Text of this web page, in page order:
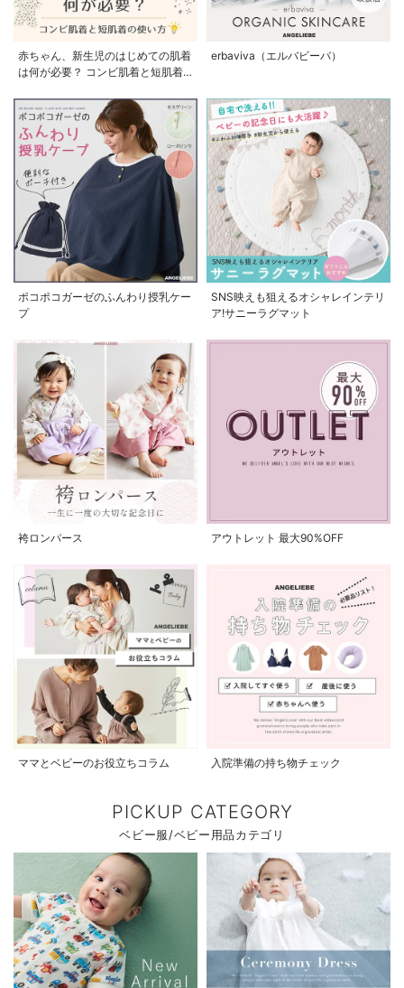
赤ちゃん、新生児のはじめての肌着
は何が必要？ コンビ肌着と短肌着
erbaviva（エルバビーバ）
ポコポコガーゼのふんわり授乳ケー
プ
SNS映えも狙えるオシャレインテリ
ア!サニーラグマット
袴ロンパース アウトレット 最大90%OFF
ママとベビーのお役立ちコラム 入院準備の持ち物チェック
PICKUP CATEGORY
ベビー服/ベビー用品カテゴリ